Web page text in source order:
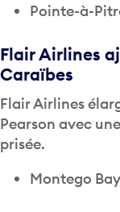
Pointe-à-
Flair Airlines
Caraïbes
Flair Airlines
Pearson avec
prisée.
Montego